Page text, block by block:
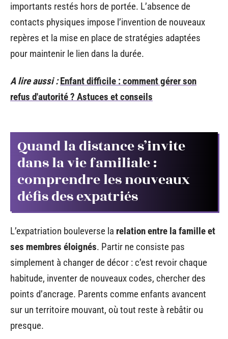
importants restés hors de portée. L’absence de
contacts physiques impose l’invention de nouveaux
repères et la mise en place de stratégies adaptées
pour maintenir le lien dans la durée.
A lire aussi : Enfant difficile : comment gérer son
refus d'autorité ? Astuces et conseils
Quand la distance s’invite
dans la vie familiale :
comprendre les nouveaux
défis des expatriés
L’expatriation bouleverse la relation entre la famille et
ses membres éloignés. Partir ne consiste pas
simplement à changer de décor : c’est revoir chaque
habitude, inventer de nouveaux codes, chercher des
points d’ancrage. Parents comme enfants avancent
sur un territoire mouvant, où tout reste à rebâtir ou
presque.